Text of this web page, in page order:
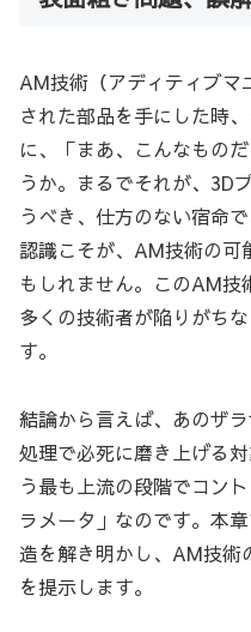
AM技術（アディティブマ
された部品を手にした時
に、「まあ、こんなもの
うか。まるでそれが、3D
うべき、仕方のない宿命
認識こそが、AM技術の可
もしれません。このAM技
多くの技術者が陥りがち
す。
結論から言えば、あのザ
処理で必死に磨き上げる
う最も上流の段階でコン
ラメータ」なのです。本
造を解き明かし、AM技術
を提示します。